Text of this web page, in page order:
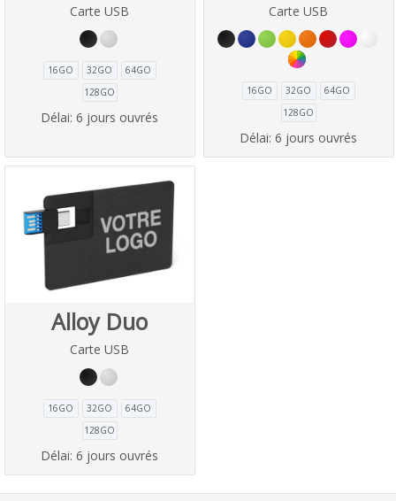
Carte USB
16GO 32GO
64GO
128GO
Délai: 6 jours ouvrés
Carte USB
16GO 32GO
64GO
128GO
Délai: 6 jours ouvrés
Alloy Duo
Carte USB
16GO 32GO
64GO
128GO
Délai: 6 jours ouvrés